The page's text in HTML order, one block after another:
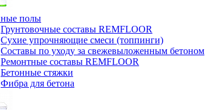
полы
Грунтовочные составы REMFLOOR
Сухие упрочняющие смеси (топпинги)
Составы по уходу за свежевыложенным бетоном
Ремонтные составы REMFLOOR
Бетонные стяжки
Фибра для бетона